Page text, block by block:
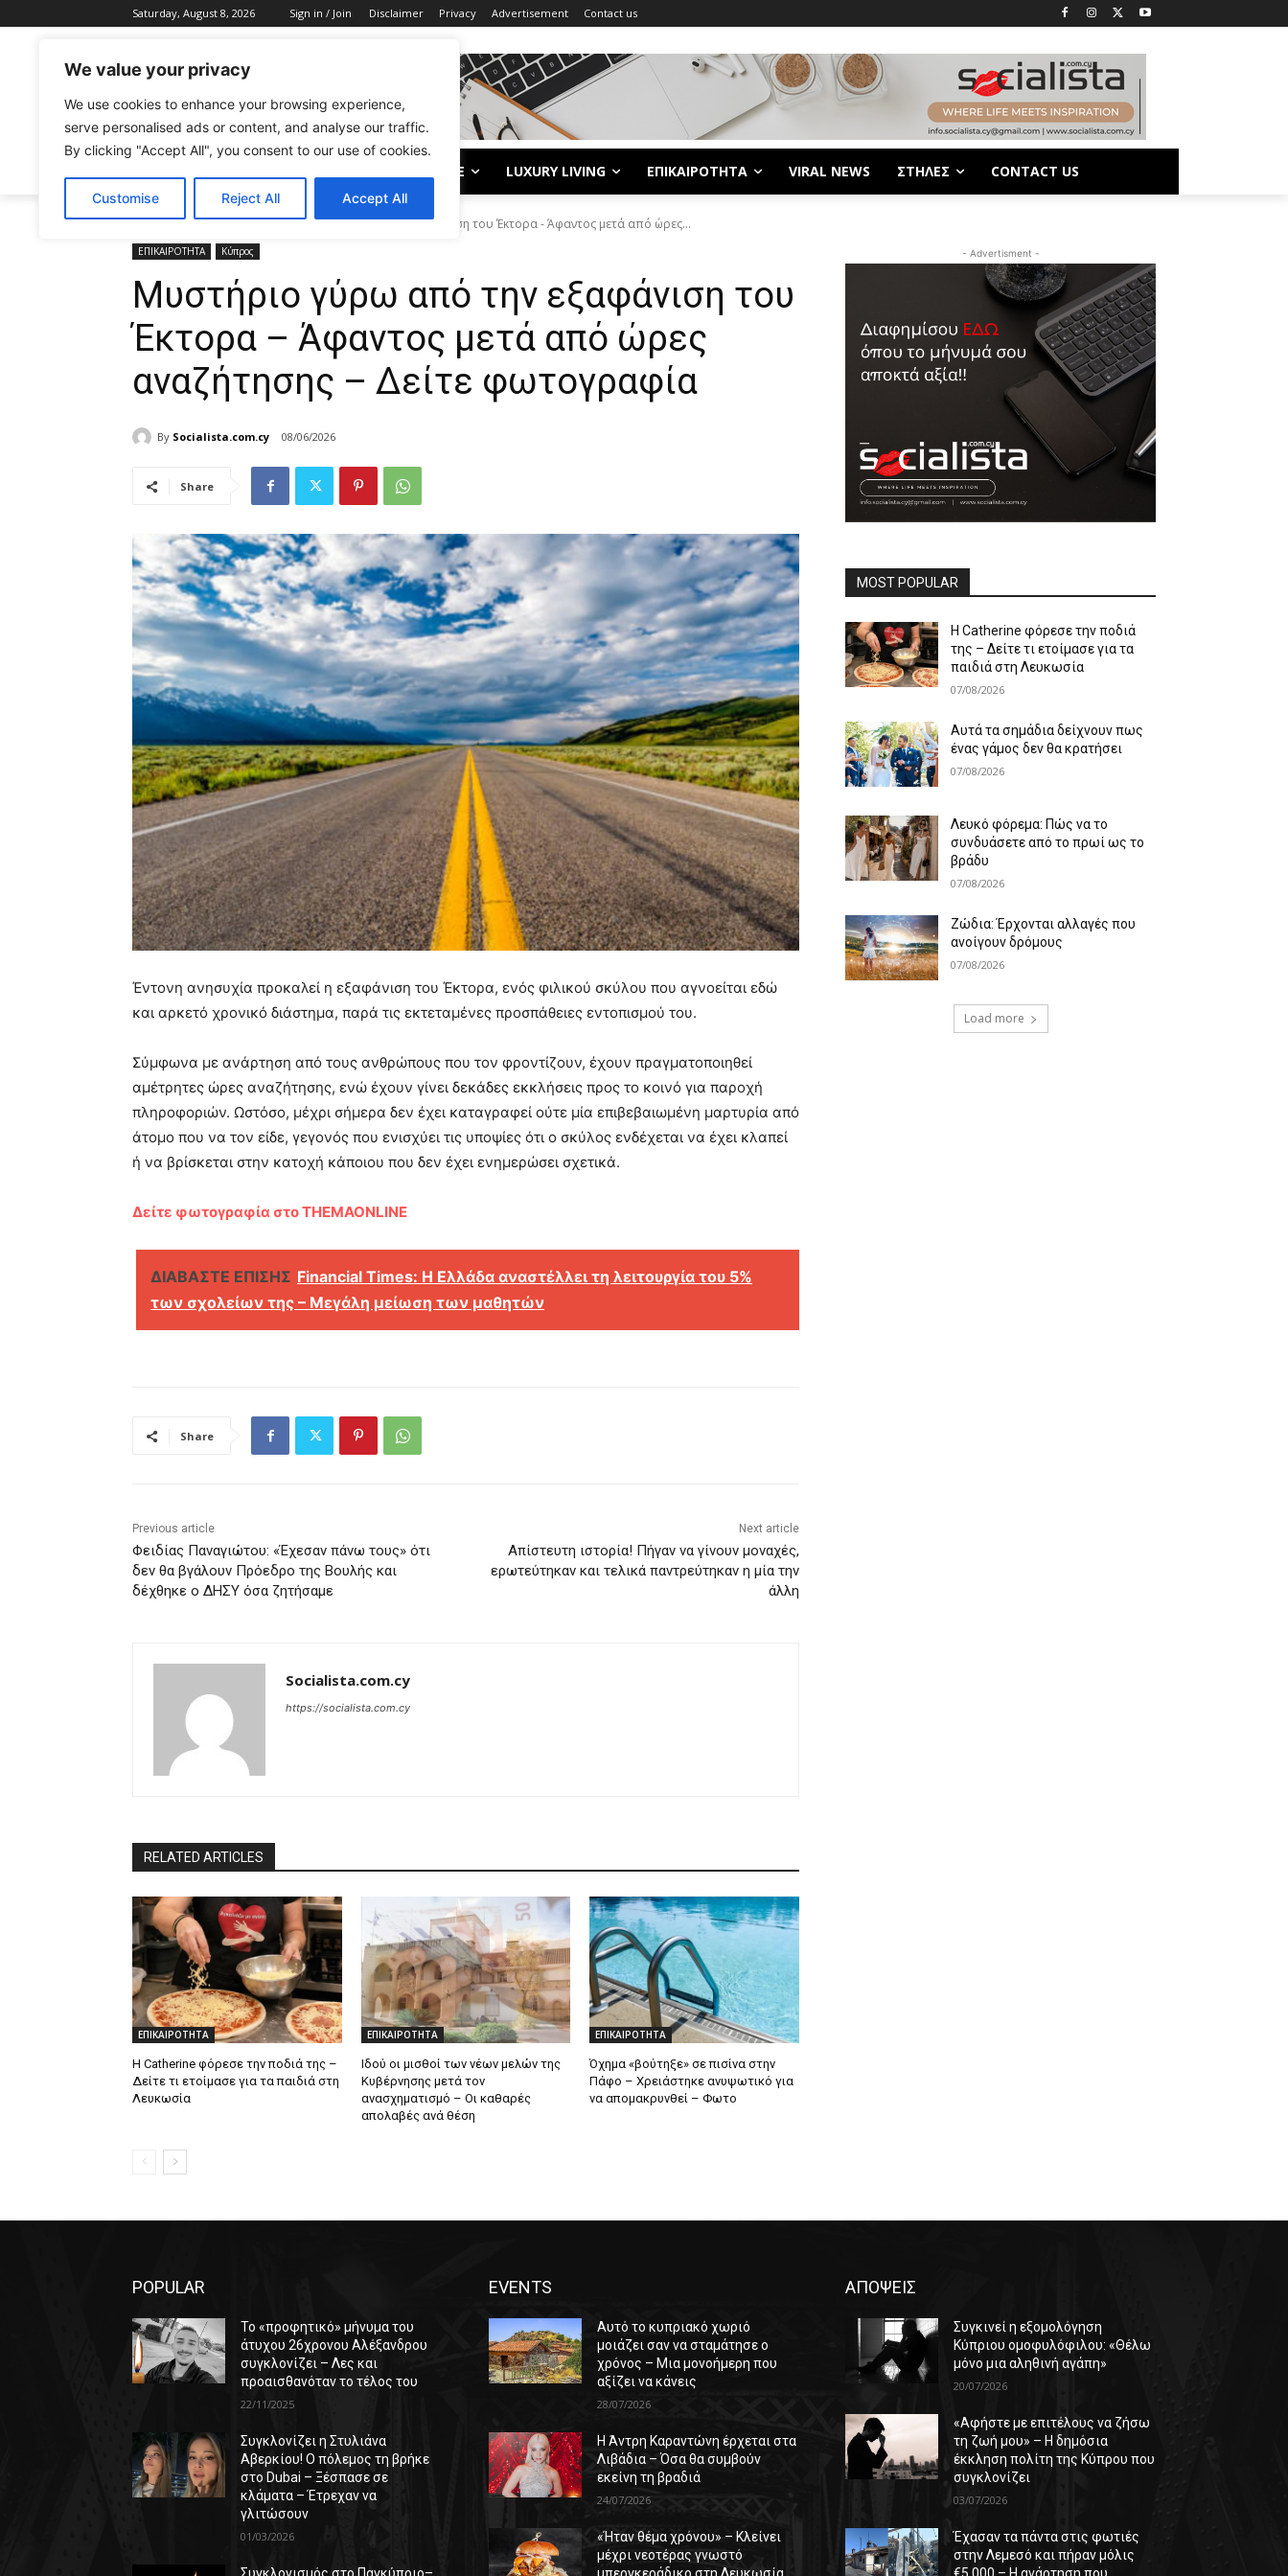
We value your privacy
We use cookies to enhance your browsing experience,
serve personalised ads or content, and analyse our traffic.
By clicking "Accept All", you consent to our use of cookies.
Customise Reject All Accept All
Saturday, August 8, 2026 Sign in / Join Disclaimer Privacy Advertisement Contact us
LIFE LUXURY LIVING ΕΠΙΚΑΙΡΟΤΗΤΑ VIRAL NEWS ΣΤΗΛΕΣ CONTACT US
Home ΕΠΙΚΑΙΡΟΤΗΤΑ Μυστήριο γύρω από την εξαφάνιση του Έκτορα - Άφαντος μετά από ώρες...
ΕΠΙΚΑΙΡΟΤΗΤΑ Κύπρος
Μυστήριο γύρω από την εξαφάνιση του
Έκτορα – Άφαντος μετά από ώρες
αναζήτησης – Δείτε φωτογραφία
By Socialista.com.cy 08/06/2026
Share
Έντονη ανησυχία προκαλεί η εξαφάνιση του Έκτορα, ενός φιλικού σκύλου που αγνοείται εδώ
και αρκετό χρονικό διάστημα, παρά τις εκτεταμένες προσπάθειες εντοπισμού του.
Σύμφωνα με ανάρτηση από τους ανθρώπους που τον φροντίζουν, έχουν πραγματοποιηθεί
αμέτρητες ώρες αναζήτησης, ενώ έχουν γίνει δεκάδες εκκλήσεις προς το κοινό για παροχή
πληροφοριών. Ωστόσο, μέχρι σήμερα δεν έχει καταγραφεί ούτε μία επιβεβαιωμένη μαρτυρία από
άτομο που να τον είδε, γεγονός που ενισχύει τις υποψίες ότι ο σκύλος ενδέχεται να έχει κλαπεί
ή να βρίσκεται στην κατοχή κάποιου που δεν έχει ενημερώσει σχετικά.
Δείτε φωτογραφία στο THEMAONLINE
ΔΙΑΒΑΣΤΕ ΕΠΙΣΗΣ Financial Times: Η Ελλάδα αναστέλλει τη λειτουργία του 5%
των σχολείων της – Μεγάλη μείωση των μαθητών
Share
Previous article
Φειδίας Παναγιώτου: «Έχεσαν πάνω τους» ότι
δεν θα βγάλουν Πρόεδρο της Βουλής και
δέχθηκε ο ΔΗΣΥ όσα ζητήσαμε
Next article
Aπίστευτη ιστορία! Πήγαν να γίνουν μοναχές,
ερωτεύτηκαν και τελικά παντρεύτηκαν η μία την
άλλη
Socialista.com.cy
https://socialista.com.cy
RELATED ARTICLES
ΕΠΙΚΑΙΡΟΤΗΤΑ
Η Catherine φόρεσε την ποδιά της –
Δείτε τι ετοίμασε για τα παιδιά στη
Λευκωσία
ΕΠΙΚΑΙΡΟΤΗΤΑ
Ιδού οι μισθοί των νέων μελών της
Κυβέρνησης μετά τον
ανασχηματισμό – Οι καθαρές
απολαβές ανά θέση
ΕΠΙΚΑΙΡΟΤΗΤΑ
Όχημα «βούτηξε» σε πισίνα στην
Πάφο – Χρειάστηκε ανυψωτικό για
να απομακρυνθεί – Φωτο
- Advertisment -
MOST POPULAR
Η Catherine φόρεσε την ποδιά
της – Δείτε τι ετοίμασε για τα
παιδιά στη Λευκωσία
07/08/2026
Αυτά τα σημάδια δείχνουν πως
ένας γάμος δεν θα κρατήσει
07/08/2026
Λευκό φόρεμα: Πώς να το
συνδυάσετε από το πρωί ως το
βράδυ
07/08/2026
Ζώδια: Έρχονται αλλαγές που
ανοίγουν δρόμους
07/08/2026
Load more
POPULAR
Το «προφητικό» μήνυμα του
άτυχου 26χρονου Αλέξανδρου
συγκλονίζει – Λες και
προαισθανόταν το τέλος του
22/11/2025
Συγκλονίζει η Στυλιάνα
Αβερκίου! Ο πόλεμος τη βρήκε
στο Dubai – Ξέσπασε σε
κλάματα – Έτρεχαν να
γλιτώσουν
01/03/2026
EVENTS
Αυτό το κυπριακό χωριό
μοιάζει σαν να σταμάτησε ο
χρόνος – Μια μονοήμερη που
αξίζει να κάνεις
28/07/2026
Η Άντρη Καραντώνη έρχεται στα
Λιβάδια – Όσα θα συμβούν
εκείνη τη βραδιά
24/07/2026
«Ήταν θέμα χρόνου» – Κλείνει
μέχρι νεοτέρας γνωστό
ΑΠΟΨΕΙΣ
Συγκινεί η εξομολόγηση
Κύπριου ομοφυλόφιλου: «Θέλω
μόνο μια αληθινή αγάπη»
20/07/2026
«Αφήστε με επιτέλους να ζήσω
τη ζωή μου» – Η δημόσια
έκκληση πολίτη της Κύπρου που
συγκλονίζει
03/07/2026
Έχασαν τα πάντα στις φωτιές
στην Λεμεσό και πήραν μόλις